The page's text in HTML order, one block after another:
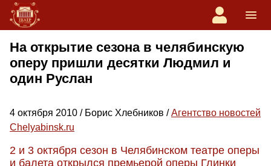
На открытие сезона в челябинскую
оперу пришли десятки Людмил и
один Руслан
4 октября 2010 / Борис Хлебников /Агентство новостей
Chelyabinsk.ru
2 и 3 октября сезон в Челябинском театре оперы
и балета открылся премьерой оперы Глинки